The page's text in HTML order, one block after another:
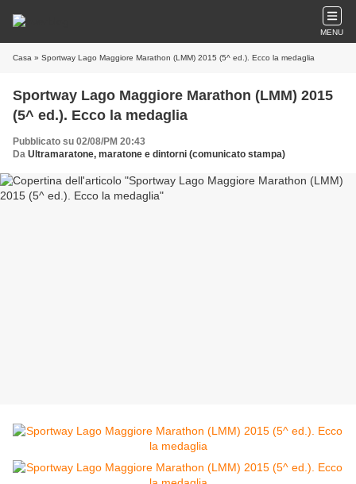
MENU
Casa » Sportway Lago Maggiore Marathon (LMM) 2015 (5^ ed.). Ecco la medaglia
Sportway Lago Maggiore Marathon (LMM) 2015
(5^ ed.). Ecco la medaglia
Pubblicato su 02/08/PM 20:43
Da Ultramaratone, maratone e dintorni (comunicato stampa)